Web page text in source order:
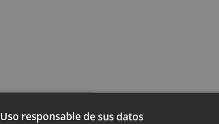
Uso responsable de sus datos